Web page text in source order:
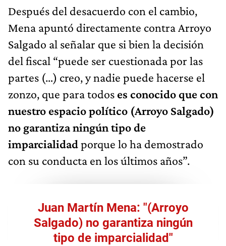
Después del desacuerdo con el cambio,
Mena apuntó directamente contra Arroyo
Salgado al señalar que si bien la decisión
del fiscal “puede ser cuestionada por las
partes (…) creo, y nadie puede hacerse el
zonzo, que para todos es conocido que con
nuestro espacio político (Arroyo Salgado)
no garantiza ningún tipo de
imparcialidadporque lo ha demostrado
con su conducta en los últimos años”.
Juan Martín Mena: "(Arroyo
Salgado) no garantiza ningún
tipo de imparcialidad"